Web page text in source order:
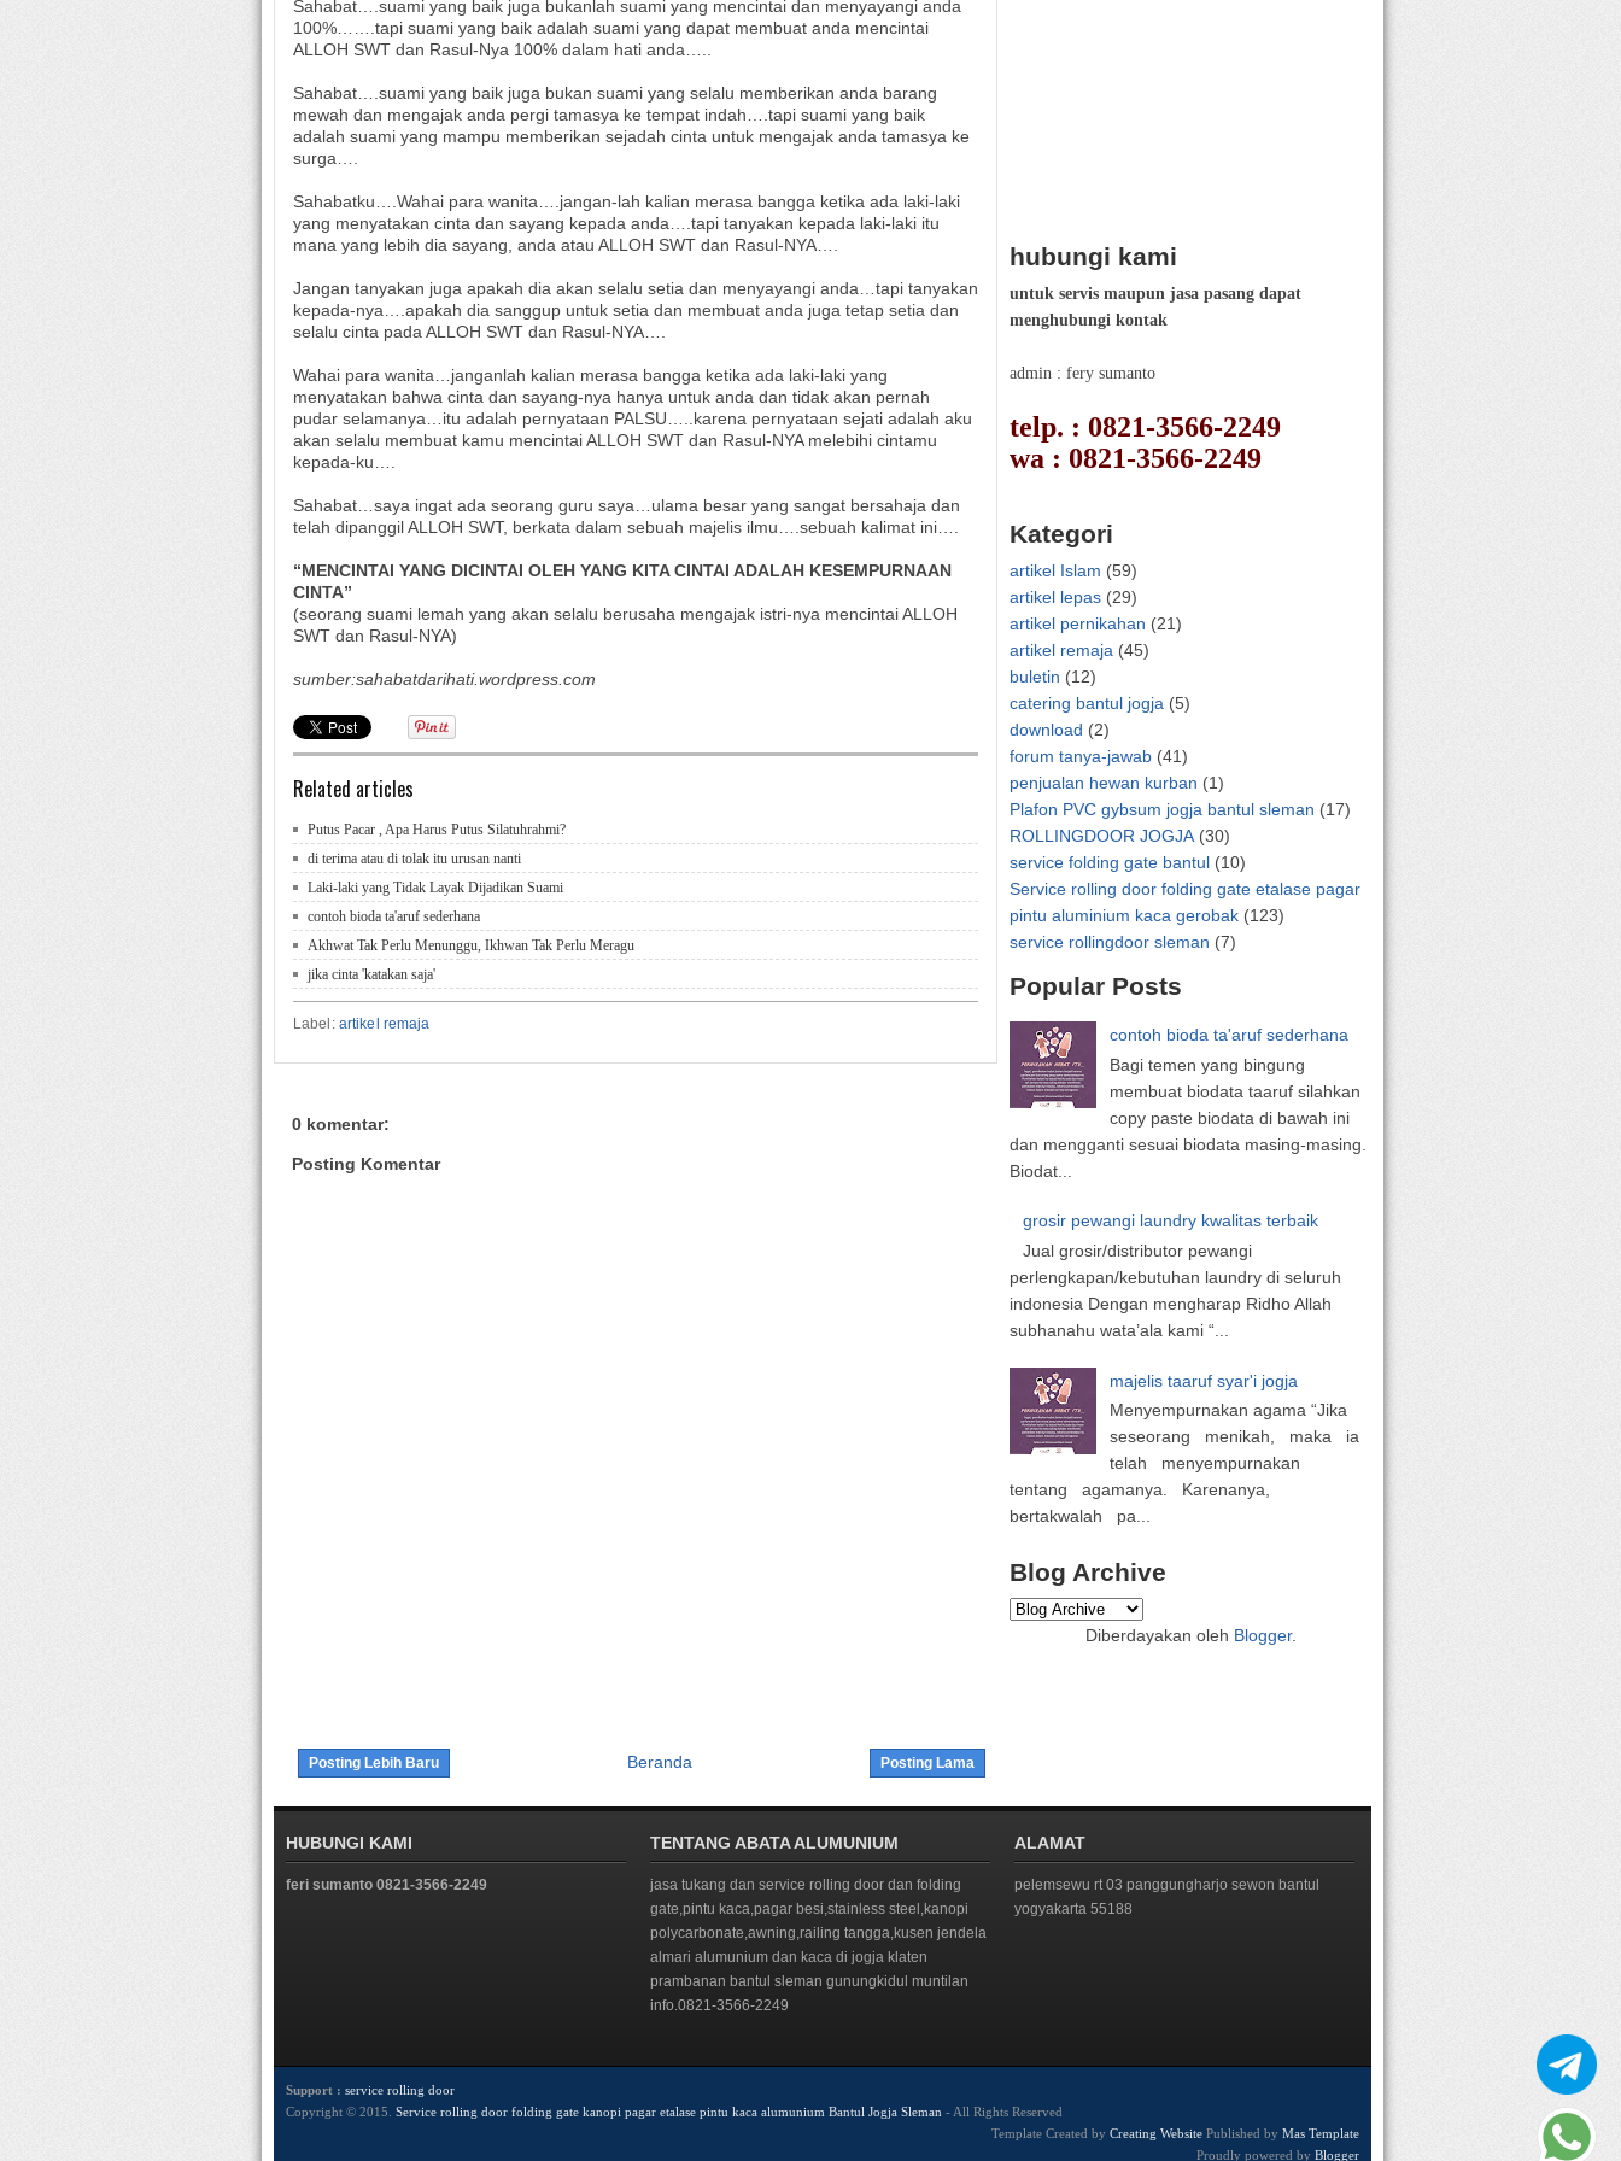
Sahabat….suami yang baik juga bukanlah suami yang mencintai dan menyayangi anda
100%…….tapi suami yang baik adalah suami yang dapat membuat anda mencintai
ALLOH SWT dan Rasul-Nya 100% dalam hati anda…..
Sahabat….suami yang baik juga bukan suami yang selalu memberikan anda barang
mewah dan mengajak anda pergi tamasya ke tempat indah….tapi suami yang baik
adalah suami yang mampu memberikan sejadah cinta untuk mengajak anda tamasya ke
surga….
Sahabatku….Wahai para wanita….jangan-lah kalian merasa bangga ketika ada laki-laki
yang menyatakan cinta dan sayang kepada anda….tapi tanyakan kepada laki-laki itu
mana yang lebih dia sayang, anda atau ALLOH SWT dan Rasul-NYA….
Jangan tanyakan juga apakah dia akan selalu setia dan menyayangi anda…tapi tanyakan
kepada-nya….apakah dia sanggup untuk setia dan membuat anda juga tetap setia dan
selalu cinta pada ALLOH SWT dan Rasul-NYA….
Wahai para wanita…janganlah kalian merasa bangga ketika ada laki-laki yang
menyatakan bahwa cinta dan sayang-nya hanya untuk anda dan tidak akan pernah
pudar selamanya…itu adalah pernyataan PALSU…..karena pernyataan sejati adalah aku
akan selalu membuat kamu mencintai ALLOH SWT dan Rasul-NYA melebihi cintamu
kepada-ku….
Sahabat…saya ingat ada seorang guru saya…ulama besar yang sangat bersahaja dan
telah dipanggil ALLOH SWT, berkata dalam sebuah majelis ilmu….sebuah kalimat ini….
“MENCINTAI YANG DICINTAI OLEH YANG KITA CINTAI ADALAH KESEMPURNAAN
CINTA”
(seorang suami lemah yang akan selalu berusaha mengajak istri-nya mencintai ALLOH
SWT dan Rasul-NYA)
sumber:sahabatdarihati.wordpress.com
Related articles
Putus Pacar , Apa Harus Putus Silatuhrahmi?
di terima atau di tolak itu urusan nanti
Laki-laki yang Tidak Layak Dijadikan Suami
contoh bioda ta'aruf sederhana
Akhwat Tak Perlu Menunggu, Ikhwan Tak Perlu Meragu
jika cinta 'katakan saja'
Label: artikel remaja
0 komentar:
Posting Komentar
Posting Lebih Baru Posting Lama
Beranda
hubungi kami
untuk servis maupun jasa pasang dapat
menghubungi kontak
admin : fery sumanto
telp. : 0821-3566-2249
wa : 0821-3566-2249
Kategori
artikel Islam (59)
artikel lepas (29)
artikel pernikahan (21)
artikel remaja (45)
buletin (12)
catering bantul jogja (5)
download (2)
forum tanya-jawab (41)
penjualan hewan kurban (1)
Plafon PVC gybsum jogja bantul sleman (17)
ROLLINGDOOR JOGJA (30)
service folding gate bantul (10)
Service rolling door folding gate etalase pagar
pintu aluminium kaca gerobak (123)
service rollingdoor sleman (7)
Popular Posts
contoh bioda ta'aruf sederhana
Bagi temen yang bingung
membuat biodata taaruf silahkan
copy paste biodata di bawah ini
dan mengganti sesuai biodata masing-masing.
Biodat...
grosir pewangi laundry kwalitas terbaik
Jual grosir/distributor pewangi
perlengkapan/kebutuhan laundry di seluruh
indonesia Dengan mengharap Ridho Allah
subhanahu wata’ala kami “...
majelis taaruf syar'i jogja
Menyempurnakan agama “Jika
seseorang menikah, maka ia
telah menyempurnakan
tentang agamanya. Karenanya,
bertakwalah pa...
Blog Archive
Diberdayakan oleh Blogger.
HUBUNGI KAMI
feri sumanto 0821-3566-2249
TENTANG ABATA ALUMUNIUM
jasa tukang dan service rolling door dan folding
gate,pintu kaca,pagar besi,stainless steel,kanopi
polycarbonate,awning,railing tangga,kusen jendela
almari alumunium dan kaca di jogja klaten
prambanan bantul sleman gunungkidul muntilan
info.0821-3566-2249
ALAMAT
pelemsewu rt 03 panggungharjo sewon bantul
yogyakarta 55188
Support : service rolling door
Copyright © 2015. Service rolling door folding gate kanopi pagar etalase pintu kaca alumunium Bantul Jogja Sleman - All Rights Reserved
Template Created by Creating Website Published by Mas Template
Proudly powered by Blogger